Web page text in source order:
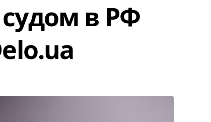
в РФ